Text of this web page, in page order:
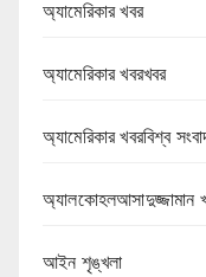
অ্যামেরিকার খবর
অ্যামেরিকার খবরখবর
অ্যামেরিকার খবরবিশ্ব
অ্যালকোহলআসাদুজ্জামান
আইন শৃঙ্খলা